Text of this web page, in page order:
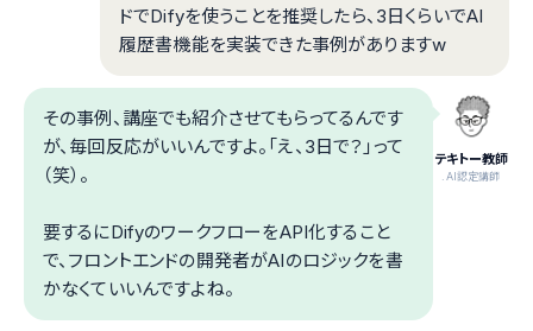
ドでDifyを使うことを推奨したら、3日くらいでAI
履歴書機能を実装できた事例がありますw
テキトー教師
.AI認定講師
その事例、講座でも紹介させてもらってるんです
が、毎回反応がいいんですよ。「え、3日で？」って
（笑）。
要するにDifyのワークフローをAPI化すること
で、フロントエンドの開発者がAIのロジックを書
かなくていいんですよね。